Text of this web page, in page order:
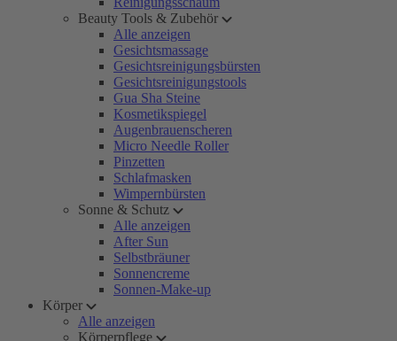
Beauty Tools & Zubehör
Alle anzeigen
Gesichtsmassage
Gesichtsreinigungsbürsten
Gesichtsreinigungstools
Gua Sha Steine
Kosmetikspiegel
Augenbrauenscheren
Micro Needle Roller
Pinzetten
Schlafmasken
Wimpernbürsten
Sonne & Schutz
Alle anzeigen
After Sun
Selbstbräuner
Sonnencreme
Sonnen-Make-up
Körper
Alle anzeigen
Körperpflege